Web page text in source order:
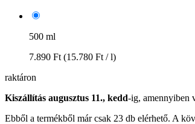
500 ml
7.890 Ft (15.780 Ft / l)
raktáron
Kiszállítás augusztus 11., kedd-ig, amennyiben
Ebből a termékből már csak 23 db elérhető. A